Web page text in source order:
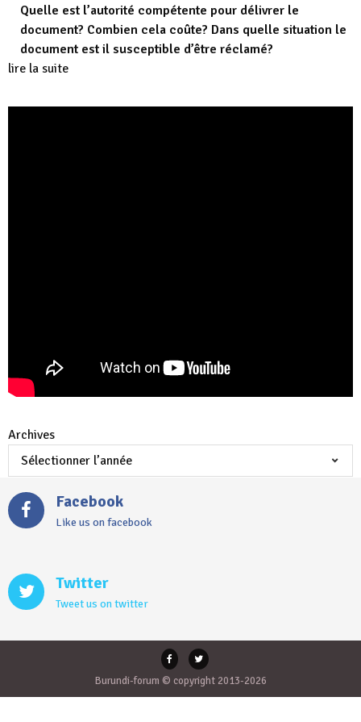
Quelle est l’autorité compétente pour délivrer le
document? Combien cela coûte? Dans quelle situation le
document est il susceptible d’être réclamé?
lire la suite
Archives
Facebook
Like us on facebook
Twitter
Tweet us on twitter
Burundi-forum © copyright 2013-2026